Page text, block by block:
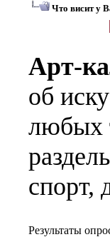
Что висит у
Арт-
об
любых
спорт,
Результаты